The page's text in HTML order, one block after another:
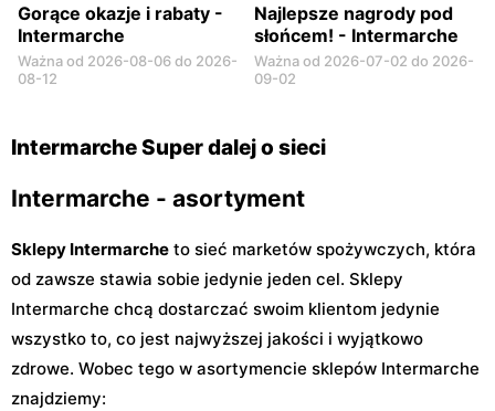
Gorące okazje i rabaty -
Intermarche
Ważna od 2026-08-06 do 2026-
08-12
Najlepsze nagrody pod
słońcem! - Intermarche
Ważna od 2026-07-02 do 2026-
09-02
Intermarche Super dalej o sieci
Intermarche - asortyment
Sklepy Intermarche to sieć marketów spożywczych, która
od zawsze stawia sobie jedynie jeden cel. Sklepy
Intermarche chcą dostarczać swoim klientom jedynie
wszystko to, co jest najwyższej jakości i wyjątkowo
zdrowe. Wobec tego w asortymencie sklepów Intermarche
znajdziemy: